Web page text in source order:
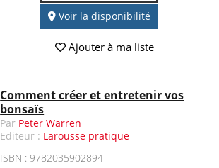
Voir la disponibilité
Ajouter à ma liste
Comment créer et entretenir vos
bonsaïs
Par Peter Warren
Editeur : Larousse pratique
ISBN : 9782035902894